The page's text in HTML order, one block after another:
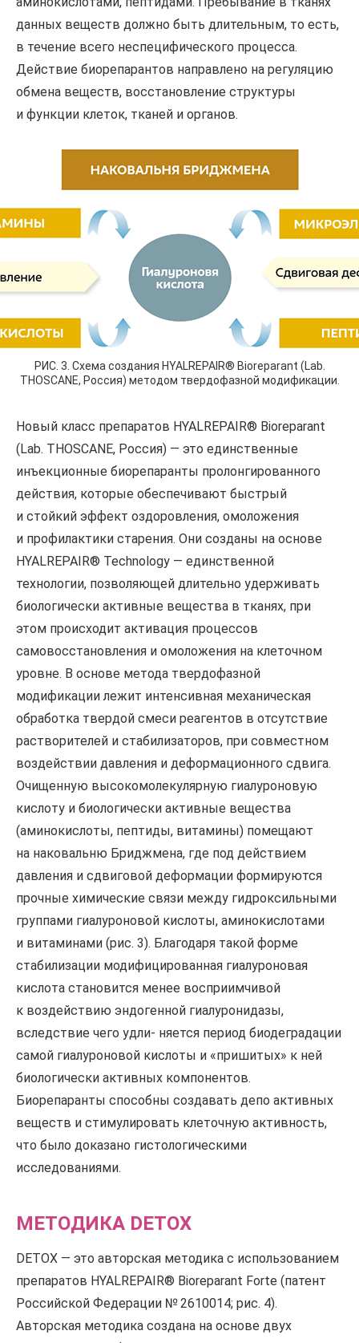
данных веществ должно быть длительным, то есть,
в течение всего неспецифического процесса.
Действие биорепарантов направлено на регуляцию
обмена веществ, восстановление структуры
и функции клеток, тканей и органов.
РИС. 3. Схема создания HYALREPAIR® Bioreparant (Lab.
THOSCANE, Россия) методом твердофазной модификации.
Новый класс препаратов HYALREPAIR® Bioreparant
(Lab. THOSCANE, Россия) — это единственные
инъекционные биорепаранты пролонгированного
действия, которые обеспечивают быстрый
и стойкий эффект оздоровления, омоложения
и профилактики старения. Они созданы на основе
HYALREPAIR® Technology — единственной
технологии, позволяющей длительно удерживать
биологически активные вещества в тканях, при
этом происходит активация процессов
самовосстановления и омоложения на клеточном
уровне. В основе метода твердофазной
модификации лежит интенсивная механическая
обработка твердой смеси реагентов в отсутствие
растворителей и стабилизаторов, при совместном
воздействии давления и деформационного сдвига.
Очищенную высокомолекулярную гиалуроновую
кислоту и биологически активные вещества
(аминокислоты, пептиды, витамины) помещают
на наковальню Бриджмена, где под действием
давления и сдвиговой деформации формируются
прочные химические связи между гидроксильными
группами гиалуроновой кислоты, аминокислотами
и витаминами (рис. 3). Благодаря такой форме
стабилизации модифицированная гиалуроновая
кислота становится менее восприимчивой
к воздействию эндогенной гиалуронидазы,
вследствие чего удли- няется период биодеградации
самой гиалуроновой кислоты и «пришитых» к ней
биологически активных компонентов.
Биорепаранты способны создавать депо активных
веществ и стимулировать клеточную активность,
что было доказано гистологическими
исследованиями.
МЕТОДИКА DETOX
DETOX — это авторская методика с использованием
препаратов HYALREPAIR® Bioreparant Forte (патент
Российской Федерации № 2610014; рис. 4).
Авторская методика создана на основе двух